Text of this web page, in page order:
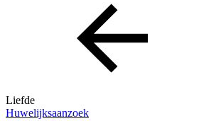
Liefde
Huwelijksaanzoek